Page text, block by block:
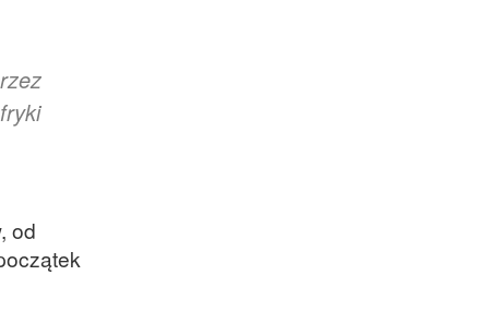
od